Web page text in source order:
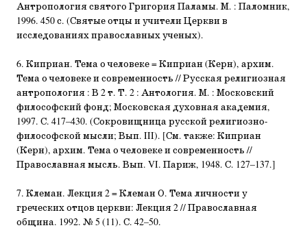
Антропология святого Григория Паламы. М. : Паломник,
1996. 450 с. (Святые отцы и учители Церкви в
исследованиях православных ученых).
6. Киприан. Тема о человеке = Киприан (Керн), архим.
Тема о человеке и современность // Русская религиозная
антропология : В 2 т. Т. 2 : Антология. М. : Московский
философский фонд; Московская духовная академия,
1997. С. 417–430. (Сокровищница русской религиозно-
философской мысли; Вып. III). [См. также: Киприан
(Керн), архим. Тема о человеке и современность //
Православная мысль. Вып. VI. Париж, 1948. С. 127–137.]
7. Клеман. Лекция 2 = Клеман О. Тема личности у
греческих отцов церкви: Лекция 2 // Православная
община. 1992. № 5 (11). С. 42–50.